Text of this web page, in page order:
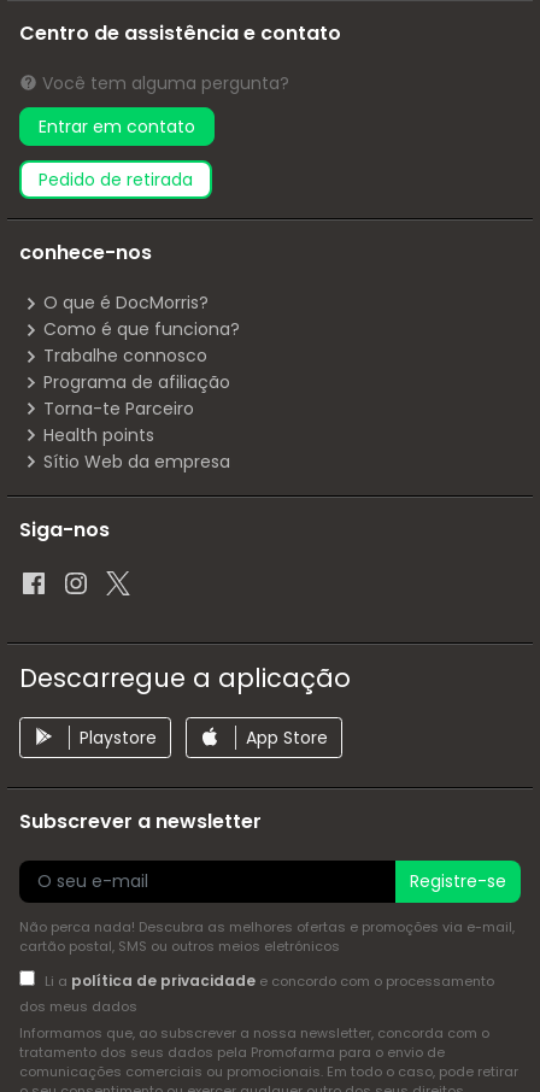
Centro de assistência e contato
Você tem alguma pergunta?
Entrar em contato
pedido de retirada
conhece-nos
O que é DocMorris?
Como é que funciona?
Trabalhe connosco
Programa de afiliação
Torna-te Parceiro
Health points
Sítio Web da empresa
Siga-nos
Descarregue a aplicação
Playstore App Store
Subscrever a newsletter
Registre-se
Não perca nada! Descubra as melhores ofertas e promoções via e-mail,
cartão postal, SMS ou outros meios eletrónicos
Li a política de privacidadee concordo com o processamento
dos meus dados
Informamos que, ao subscrever a nossa newsletter, concorda com o
tratamento dos seus dados pela Promofarma para o envio de
comunicações comerciais ou promocionais. Em todo o caso, pode retirar